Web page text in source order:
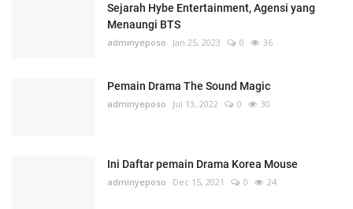
Sejarah Hybe Entertainment, Agensi yang
Menaungi BTS
adminyeposo Jan 25, 2023 0 36
Pemain Drama The Sound Magic
adminyeposo Jul 13, 2022 0 30
Ini Daftar pemain Drama Korea Mouse
adminyeposo Dec 15, 2021 0 24